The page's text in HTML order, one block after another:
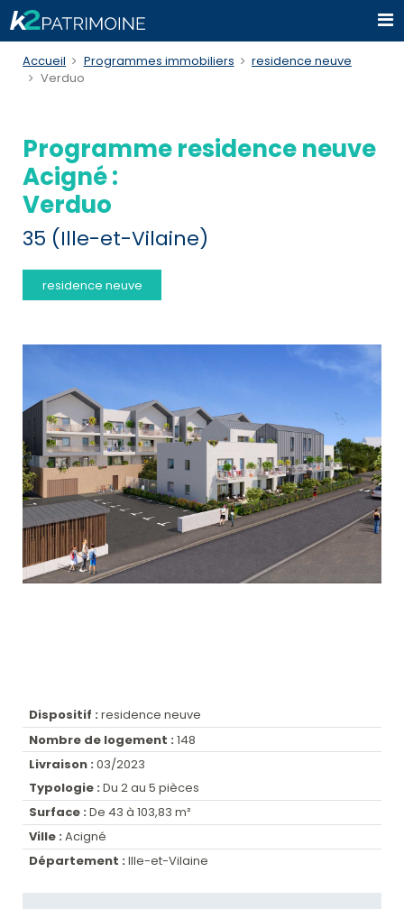
Accueil Programmes immobiliers
residence neuve
Verduo
Programme residence neuve
Acigné :
Verduo
35 (Ille-et-Vilaine)
residence neuve
Dispositif : residence neuve
Nombre de logement : 148
Livraison : 03/2023
Typologie : Du 2 au 5 pièces
Surface : De 43 à 103,83 m²
Ville : Acigné
Département : Ille-et-Vilaine